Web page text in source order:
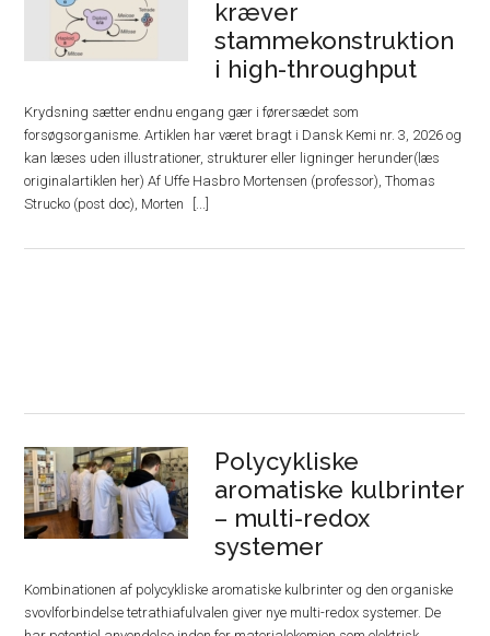
kræver
stammekonstruktion
i high-throughput
Krydsning sætter endnu engang gær i førersædet som
forsøgsorganisme. Artiklen har været bragt i Dansk Kemi nr. 3, 2026 og
kan læses uden illustrationer, strukturer eller ligninger herunder(læs
originalartiklen her) Af Uffe Hasbro Mortensen (professor), Thomas
Strucko (post doc), Morten
Polycykliske
aromatiske kulbrinter
– multi-redox
systemer
Kombinationen af polycykliske aromatiske kulbrinter og den organiske
svovlforbindelse tetrathiafulvalen giver nye multi-redox systemer. De